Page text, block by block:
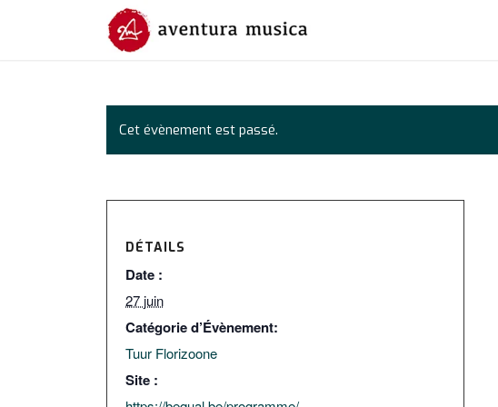
Cet évènement est passé.
DÉTAILS
Date :
27 juin
Catégorie d’Évènement:
Tuur Florizoone
Site :